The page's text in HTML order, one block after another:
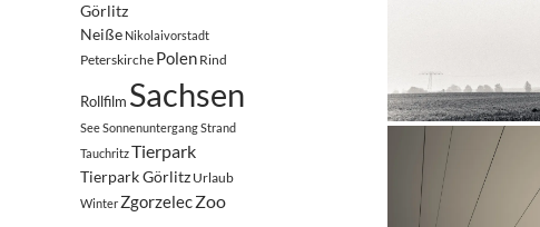
Görlitz
Neiße Nikolaivorstadt
Peterskirche Polen Rind
Rollfilm Sachsen
SeeSonnenuntergangStrand
TauchritzTierpark
Tierpark Görlitz Urlaub
Winter ZgorzelecZoo